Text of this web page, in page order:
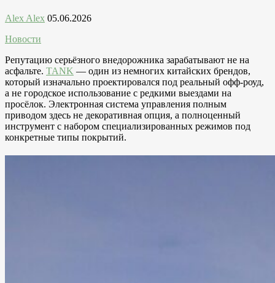
Alex Alex 05.06.2026
Новости
Репутацию серьёзного внедорожника зарабатывают не на
асфальте. TANK — один из немногих китайских брендов,
который изначально проектировался под реальный офф-роуд,
а не городское использование с редкими выездами на
просёлок. Электронная система управления полным
приводом здесь не декоративная опция, а полноценный
инструмент с набором специализированных режимов под
конкретные типы покрытий.